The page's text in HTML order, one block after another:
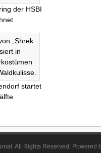
der HSBI
startet
All Rights Reserved. Powered